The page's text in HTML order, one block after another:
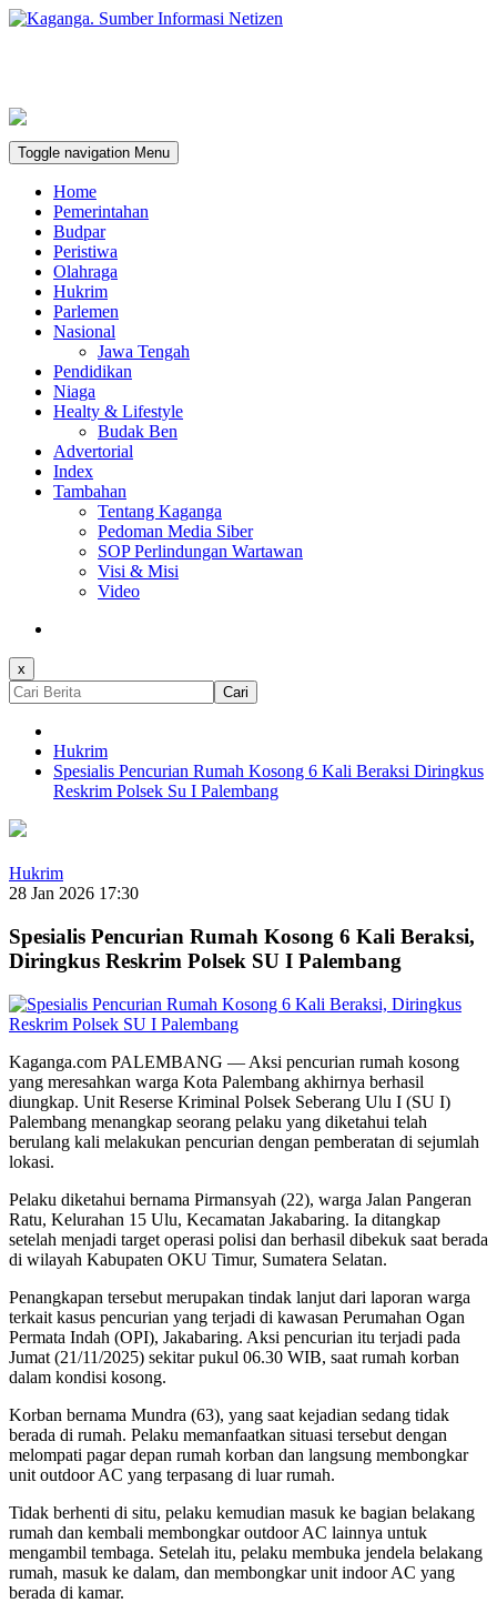
Toggle navigation Menu
Home
Pemerintahan
Budpar
Peristiwa
Olahraga
Hukrim
Parlemen
Nasional
Jawa Tengah
Pendidikan
Niaga
Healty & Lifestyle
Budak Ben
Advertorial
Index
Tambahan
Tentang Kaganga
Pedoman Media Siber
SOP Perlindungan Wartawan
Visi & Misi
Video
x
Cari
Hukrim
Spesialis Pencurian Rumah Kosong 6 Kali Beraksi Diringkus
Reskrim Polsek Su I Palembang
Hukrim
28 Jan 2026 17:30
Spesialis Pencurian Rumah Kosong 6 Kali Beraksi,
Diringkus Reskrim Polsek SU I Palembang
Kaganga.com PALEMBANG — Aksi pencurian rumah kosong
yang meresahkan warga Kota Palembang akhirnya berhasil
diungkap. Unit Reserse Kriminal Polsek Seberang Ulu I (SU I)
Palembang menangkap seorang pelaku yang diketahui telah
berulang kali melakukan pencurian dengan pemberatan di sejumlah
lokasi.
Pelaku diketahui bernama Pirmansyah (22), warga Jalan Pangeran
Ratu, Kelurahan 15 Ulu, Kecamatan Jakabaring. Ia ditangkap
setelah menjadi target operasi polisi dan berhasil dibekuk saat berada
di wilayah Kabupaten OKU Timur, Sumatera Selatan.
Penangkapan tersebut merupakan tindak lanjut dari laporan warga
terkait kasus pencurian yang terjadi di kawasan Perumahan Ogan
Permata Indah (OPI), Jakabaring. Aksi pencurian itu terjadi pada
Jumat (21/11/2025) sekitar pukul 06.30 WIB, saat rumah korban
dalam kondisi kosong.
Korban bernama Mundra (63), yang saat kejadian sedang tidak
berada di rumah. Pelaku memanfaatkan situasi tersebut dengan
melompati pagar depan rumah korban dan langsung membongkar
unit outdoor AC yang terpasang di luar rumah.
Tidak berhenti di situ, pelaku kemudian masuk ke bagian belakang
rumah dan kembali membongkar outdoor AC lainnya untuk
mengambil tembaga. Setelah itu, pelaku membuka jendela belakang
rumah, masuk ke dalam, dan membongkar unit indoor AC yang
berada di kamar.